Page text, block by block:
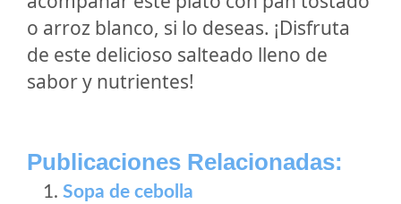
o arroz blanco, si lo deseas. ¡Disfruta
de este delicioso salteado lleno de
sabor y nutrientes!
Publicaciones Relacionadas:
Sopa de cebolla